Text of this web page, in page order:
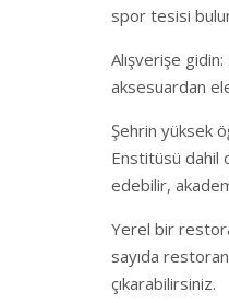
spor tesisi
Alışverişe
aksesuardan
Şehrin yüksek
Enstitüsü dahil
edebilir,
Yerel bir
sayıda
çıkarabilirsiniz.